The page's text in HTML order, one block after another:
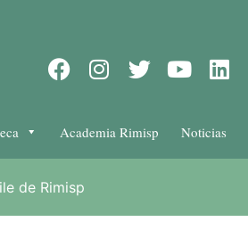
Academia Rimisp Noticias
de Rimisp